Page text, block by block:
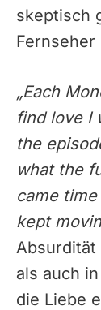
skeptisch
„Each
find love I
the
what the
came
kept
Absurdität
als auch
die Liebe